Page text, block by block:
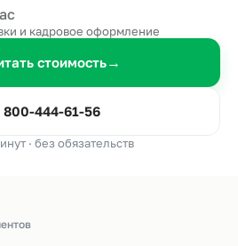
и кадровое оформление
стоимость→
800-444-61-56
· без обязательств